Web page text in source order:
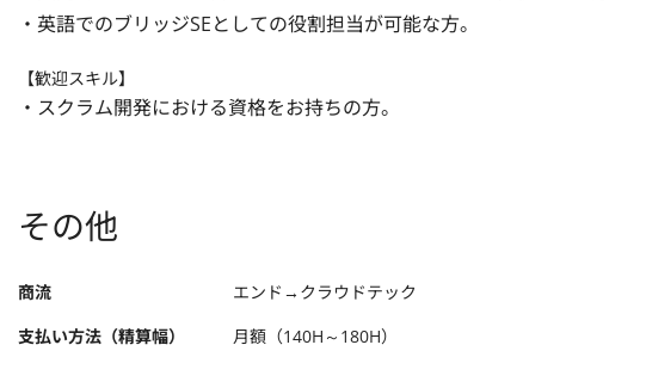
・英語でのブリッジSEとしての役割担当が可能な方。
【歓迎スキル】
・スクラム開発における資格をお持ちの方。
その他
商流
エンド→クラウドテック
支払い方法（精算幅）
月額（140H～180H）